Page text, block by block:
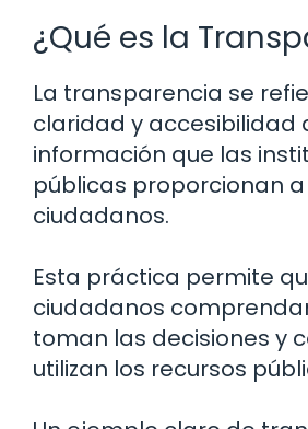
¿Qué es la
La transparencia se
claridad y accesibilidad
información que las
públicas proporcionan a
ciudadanos.
Esta práctica permite
ciudadanos
toman las decisiones y
utilizan los recursos